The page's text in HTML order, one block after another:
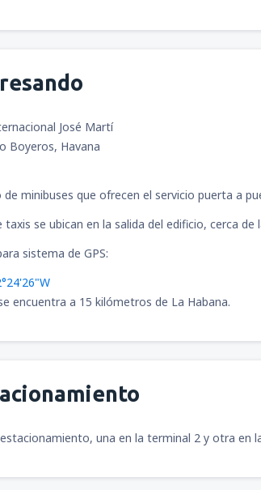
José Martí
Boyeros, Havana
de minibuses que ofrecen el servicio puerta a
taxis se ubican en la salida del edificio, cerca
sistema de GPS:
encuentra a 15 kilómetros de La Habana.
una en la terminal 2 y otra en